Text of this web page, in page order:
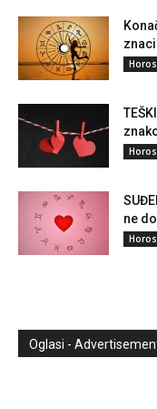
ne
Oglasi -